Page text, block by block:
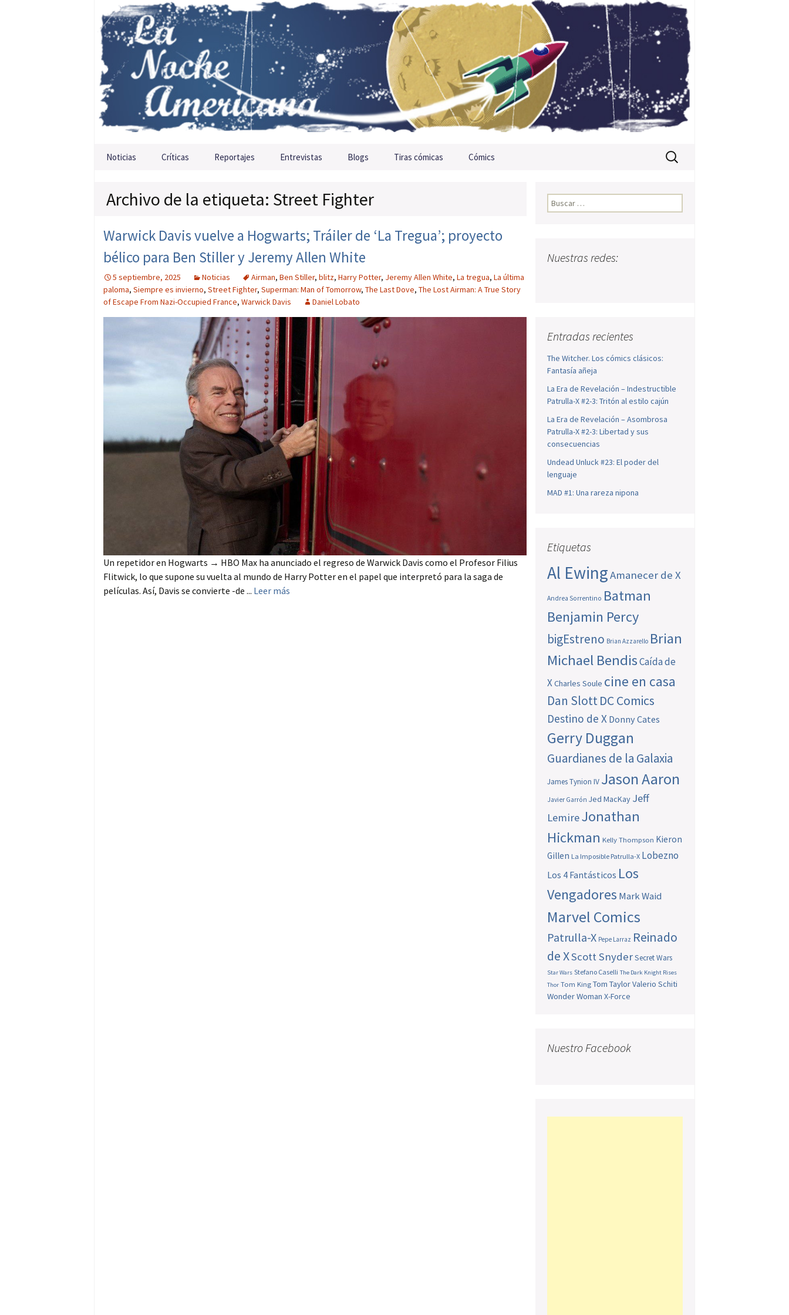
Saltar al contenido
Noticias Críticas Reportajes Entrevistas Blogs Tiras cómicas Cómics Buscar:
Archivo de la etiqueta: Street Fighter
Warwick Davis vuelve a Hogwarts; Tráiler de ‘La Tregua’; proyecto
bélico para Ben Stiller y Jeremy Allen White
5 septiembre, 2025 Noticias Airman, Ben Stiller, blitz, Harry Potter, Jeremy Allen White, La tregua, La última
paloma, Siempre es invierno, Street Fighter, Superman: Man of Tomorrow, The Last Dove, The Lost Airman: A True Story
of Escape From Nazi-Occupied France, Warwick Davis Daniel Lobato
Un repetidor en Hogwarts → HBO Max ha anunciado el regreso de Warwick Davis como el Profesor Filius
Flitwick, lo que supone su vuelta al mundo de Harry Potter en el papel que interpretó para la saga de
películas. Así, Davis se convierte -de ... Leer más
Buscar:
Nuestras redes:
Entradas recientes
The Witcher. Los cómics clásicos:
Fantasía añeja
La Era de Revelación – Indestructible
Patrulla-X #2-3: Tritón al estilo cajún
La Era de Revelación – Asombrosa
Patrulla-X #2-3: Libertad y sus
consecuencias
Undead Unluck #23: El poder del
lenguaje
MAD #1: Una rareza nipona
Etiquetas
Al EwingAmanecer de X
Andrea Sorrentino Batman
Benjamin Percy
bigEstreno Brian Azzarello Brian
Michael BendisCaída de
XCharles Soule cine en casa
Dan SlottDC Comics
Destino de X Donny Cates
Gerry Duggan
Guardianes de la Galaxia
James Tynion IV Jason Aaron
Javier Garrón Jed MacKay Jeff
LemireJonathan
Hickman Kelly Thompson Kieron
Gillen La Imposible Patrulla-X Lobezno
Los 4 Fantásticos Los
Vengadores Mark Waid
Marvel Comics
Patrulla-X Pepe Larraz Reinado
de XScott SnyderSecret Wars
Star Wars Stefano Caselli The Dark Knight Rises
Thor Tom King Tom TaylorValerio Schiti
Wonder Woman X-Force
Nuestro Facebook